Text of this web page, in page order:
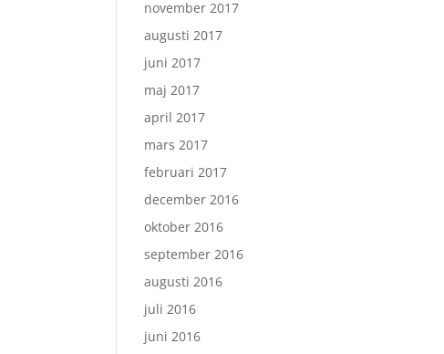
november 2017
augusti 2017
juni 2017
maj 2017
april 2017
mars 2017
februari 2017
december 2016
oktober 2016
september 2016
augusti 2016
juli 2016
juni 2016